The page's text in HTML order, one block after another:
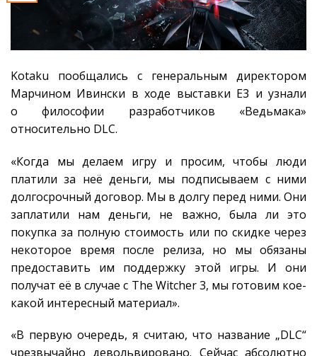
Kotaku пообщались с генеральным директором
Марчином Ивински в ходе выставки E3 и узнали
о философии разработчиков «Ведьмака»
относительно DLC.
«Когда мы делаем игру и просим, чтобы люди
платили за неё деньги, мы подписываем с ними
долгосрочный договор. Мы в долгу перед ними. Они
заплатили нам деньги, не важно, была ли это
покупка за полную стоимость или по скидке через
некоторое время после релиза, но мы обязаны
предоставить им поддержку этой игры. И они
получат её в случае с The Witcher 3, мы готовим кое-
какой интересный материал».
«В первую очередь, я считаю, что название „DLC“
чрезвычайно девольвировано. Сейчас абсолютно